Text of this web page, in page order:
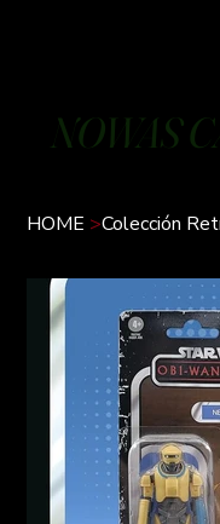
NOWAS
HOME >Colección